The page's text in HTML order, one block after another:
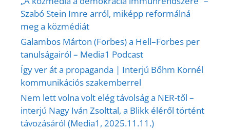
Szabó Stein Imre arról, miképp reformálná
meg a közmédiát
Galambos Márton (Forbes) a Hell–Forbes per
tanulságairól – Media1 Podcast
Így ver át a propaganda | Interjú Bőhm Kornél
kommunikációs szakemberrel
Nem lett volna volt elég távolság a NER-től –
interjú Nagy Iván Zsolttal, a Blikk éléről történt
távozásáról (Media1, 2025.11.11.)